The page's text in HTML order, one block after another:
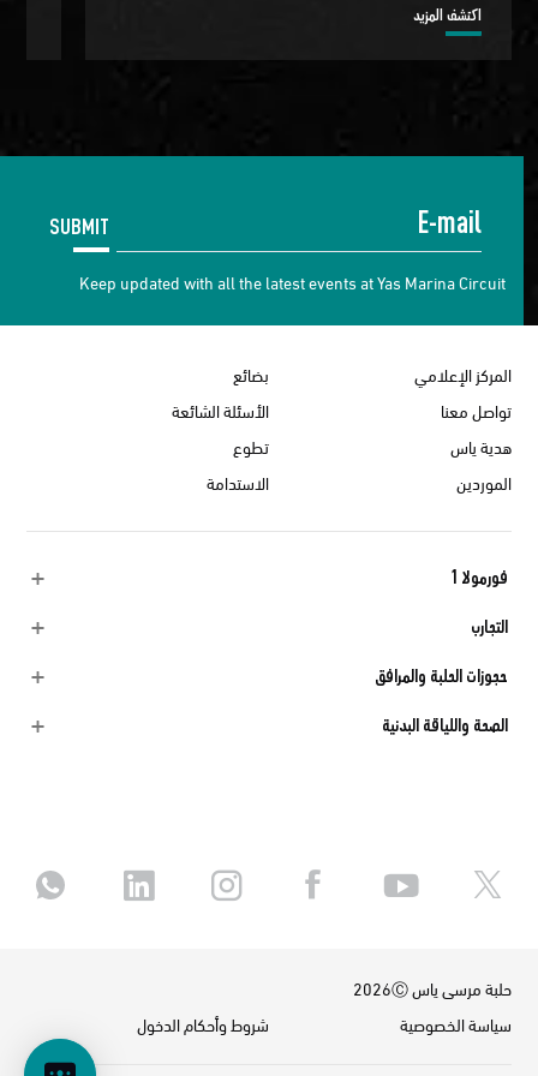
اكتشف المزيد
SUBMIT
Keep updated with all the latest events at Yas Marina Circuit
بضائع
المركز الإعلامي
الأسئلة الشائعة
تواصل معنا
تطوع
هدية ياس
الاستدامة
الموردين
فورمولا 1
التجارب
حجوزات الحلبة والمرافق
الصحة واللياقة البدنية
حلبة مرسى ياس 2026Ⓒ
شروط وأحكام الدخول
سياسة الخصوصية